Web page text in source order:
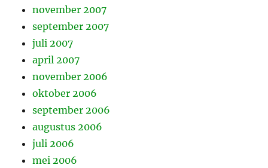
november 2007
september 2007
juli 2007
april 2007
november 2006
oktober 2006
september 2006
augustus 2006
juli 2006
mei 2006